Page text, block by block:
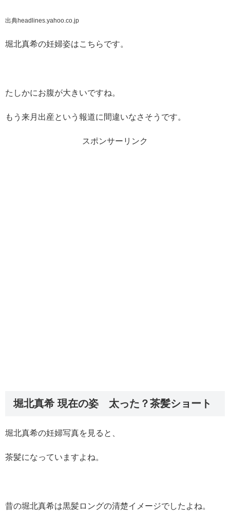
出典headlines.yahoo.co.jp
堀北真希の妊婦姿はこちらです。
たしかにお腹が大きいですね。
もう来月出産という報道に間違いなさそうです。
スポンサーリンク
堀北真希 現在の姿 太った？茶髪ショート
堀北真希の妊婦写真を見ると、
茶髪になっていますよね。
昔の堀北真希は黒髪ロングの清楚イメージでしたよね。